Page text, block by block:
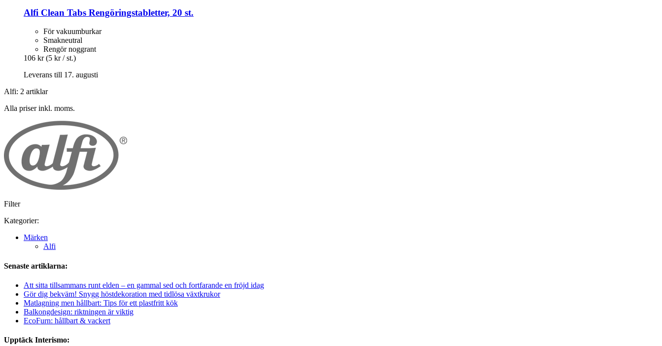
Alfi Clean Tabs Rengöringstabletter, 20 st.
För vakuumburkar
Smakneutral
Rengör noggrant
106 kr (5 kr / st.)
Leverans till 17. augusti
Alfi: 2 artiklar
Alla priser inkl. moms.
Filter
Kategorier:
Märken
Alfi
Senaste artiklarna:
Att sitta tillsammans runt elden – en gammal sed och fortfarande en fröjd idag
Gör dig bekväm! Snygg höstdekoration med tidlösa växtkrukor
Matlagning men hållbart: Tips för ett plastfritt kök
Balkongdesign: riktningen är viktig
EcoFurn: hållbart & vackert
Upptäck Interismo: